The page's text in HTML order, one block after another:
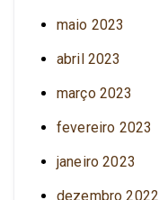
maio 2023
abril 2023
março 2023
fevereiro 2023
janeiro 2023
dezembro 2022